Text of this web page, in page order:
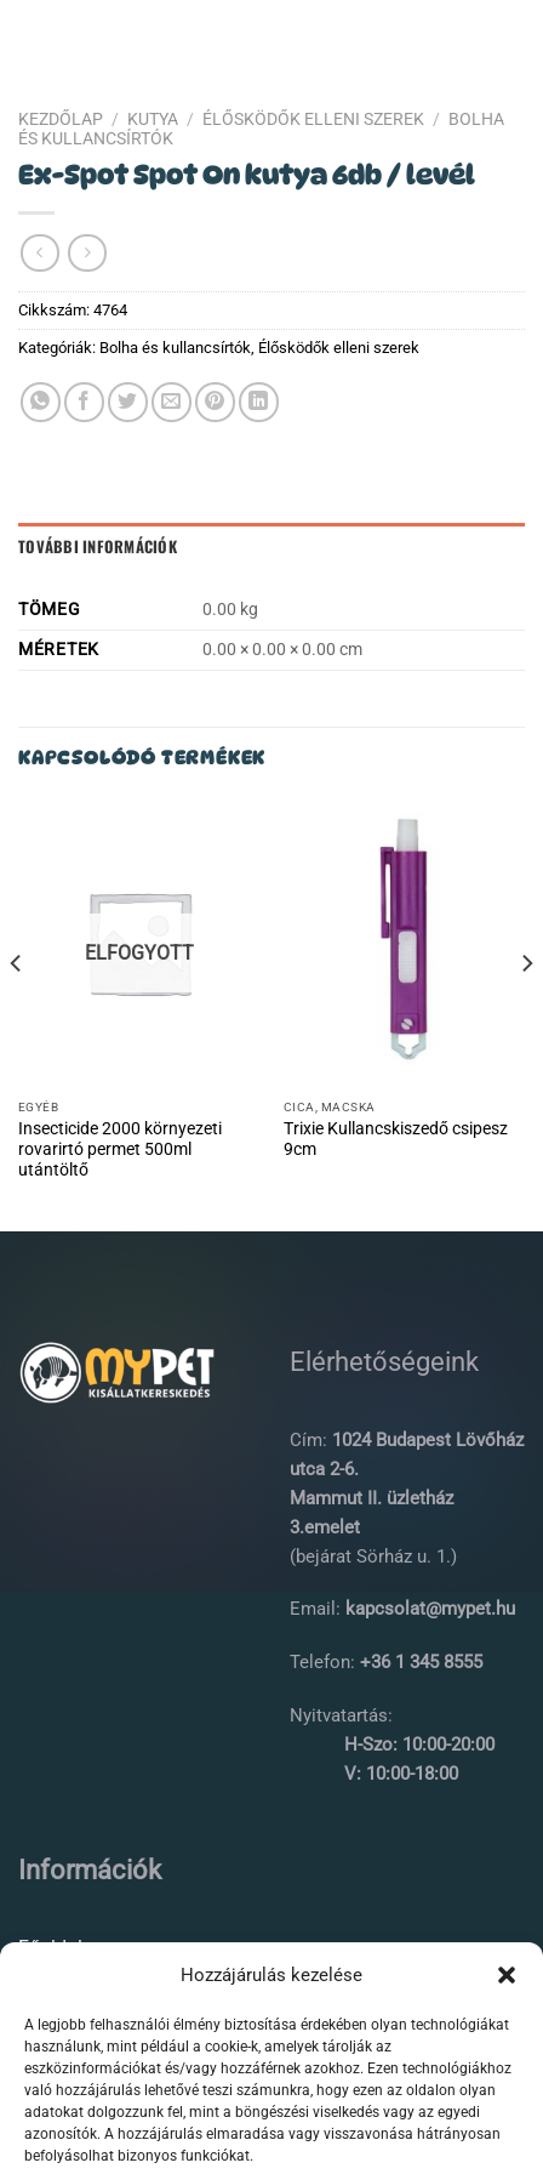
Hozzájárulás kezelése
A legjobb felhasználói élmény biztosítása érdekében olyan technológiákat
használunk, mint például a cookie-k, amelyek tárolják az
eszközinformációkat és/vagy hozzáférnek azokhoz. Ezen technológiákhoz
való hozzájárulás lehetővé teszi számunkra, hogy ezen az oldalon olyan
adatokat dolgozzunk fel, mint a böngészési viselkedés vagy az egyedi
azonosítók. A hozzájárulás elmaradása vagy visszavonása hátrányosan
befolyásolhat bizonyos funkciókat.
KEZDŐLAP / KUTYA / ÉLŐSKÖDŐK ELLENI SZEREK / BOLHA
ÉS KULLANCSÍRTÓK
Ex-Spot Spot On kutya 6db / levél
Cikkszám: 4764
Kategóriák: Bolha és kullancsírtók, Élősködők elleni szerek
TOVÁBBI INFORMÁCIÓK
TÖMEG
0.00 kg
MÉRETEK
0.00 × 0.00 × 0.00 cm
KAPCSOLÓDÓ TERMÉKEK
ELFOGYOTT
EGYÉB
Insecticide 2000 környezeti
rovarirtó permet 500ml
utántöltő
CICA, MACSKA
Trixie Kullancskiszedő csipesz
9cm
Elérhetőségeink
Cím: 1024 Budapest Lövőház
utca 2-6.
Mammut II. üzletház
3.emelet
(bejárat Sörház u. 1.)
Email: kapcsolat@mypet.hu
Telefon: +36 1 345 8555
Nyitvatartás:
H-Szo: 10:00-20:00
V: 10:00-18:00
Információk
Főoldal
Élőállat kereskedés
Forgalmazott termékeink
Szaktanácsadás /